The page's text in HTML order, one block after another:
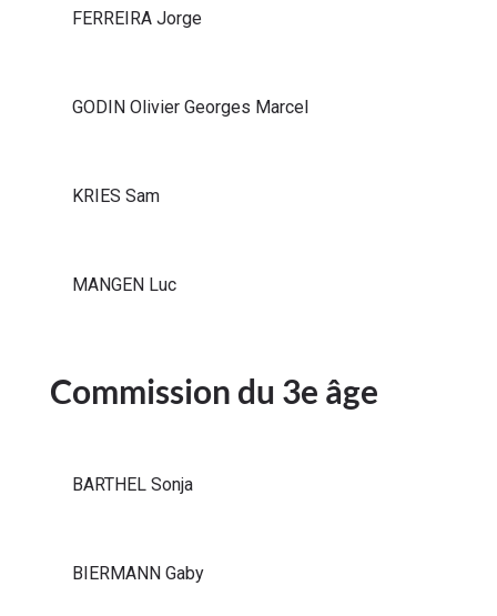
FERREIRA Jorge
GODIN Olivier Georges Marcel
KRIES Sam
MANGEN Luc
Commission du 3e âge
BARTHEL Sonja
BIERMANN Gaby